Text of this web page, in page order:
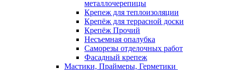
металлочерепицы
Крепеж для теплоизоляции
Крепёж для террасной доски
Крепёж Прочий
Несъемная опалубка
Саморезы отделочных работ
Фасадный крепеж
Мастики, Праймеры, Герметики